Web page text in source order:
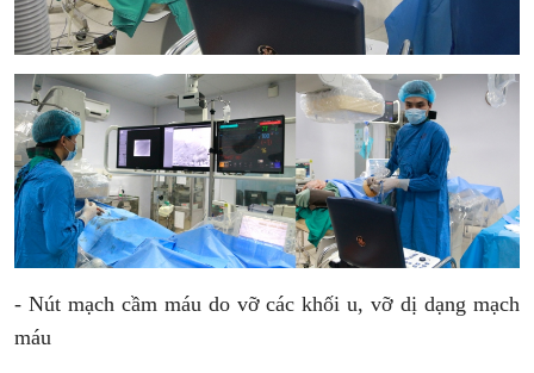
-Nút mạch cầm máu do vỡ các khối u, vỡ dị dạng mạch
máu